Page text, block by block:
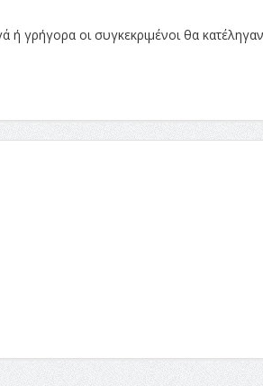
ή γρήγορα οι συγκεκριμένοι θα κατέληγαν